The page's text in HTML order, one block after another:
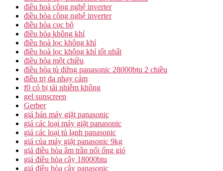
điều hoà công nghệ inverter
điều hòa công nghệ inverter
điều hòa cục bộ
điều hòa không khí
điều hoà lọc không khí
điều hoà lọc không khí tốt nhất
điều hòa một chiều
điều hòa tủ đứng panasonic 28000btu 2 chiều
điều trị da nhạy cảm
f0 có bị tái nhiễm không
gel sunscreen
Gerber
giá bán máy giặt panasonic
giá các loại máy giặt panasonic
giá các loại tủ lạnh panasonic
giá của máy giặt panasonic 9kg
giá điều hòa âm trần nối ống gió
giá điều hòa cây 18000btu
giá điều hòa cây panasonic